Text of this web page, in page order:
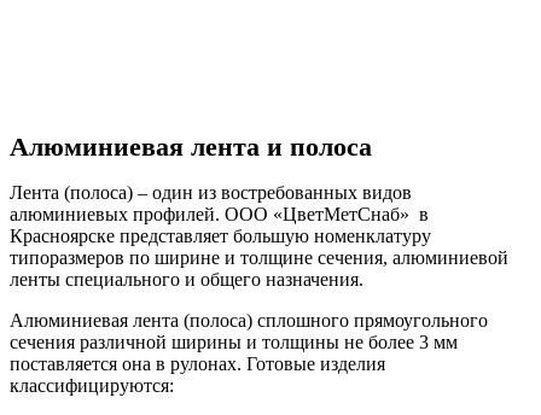
Алюминиевая лента и полоса
Лента (полоса) – один из востребованных видов
алюминиевых профилей. ООО «ЦветМетСнаб» в
Красноярске представляет большую номенклатуру
типоразмеров по ширине и толщине сечения, алюминиевой
ленты специального и общего назначения.
Алюминиевая лента (полоса) сплошного прямоугольного
сечения различной ширины и толщины не более 3 мм
поставляется она в рулонах. Готовые изделия
классифицируются: